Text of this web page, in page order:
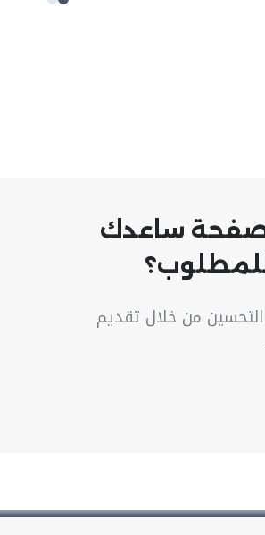
ساعدك
من خلال تقديم